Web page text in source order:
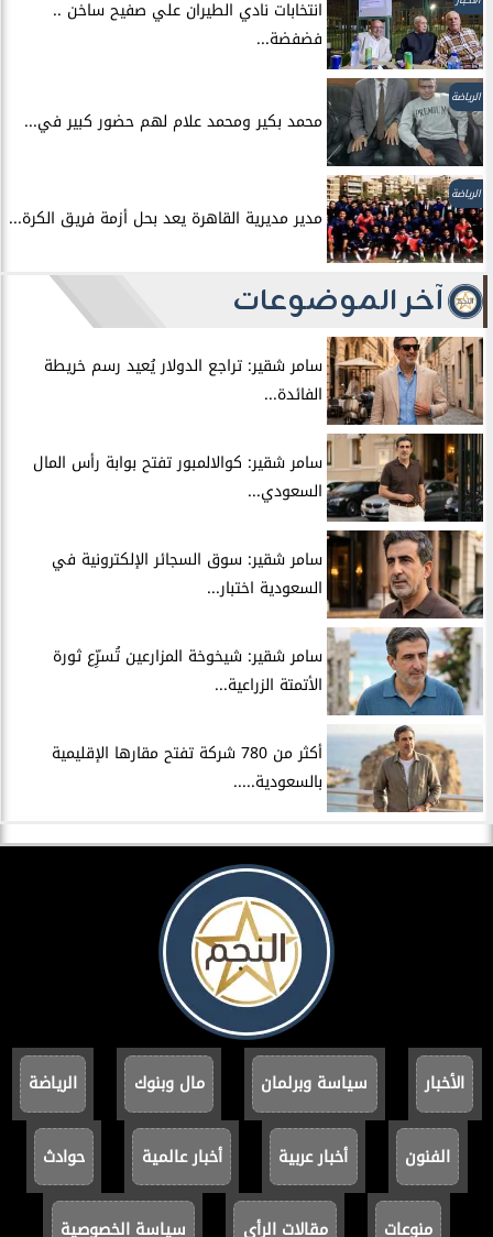
انتخابات نادي الطيران علي صفيح ساخن ..
فضفضة...
الرياضة
محمد بكير ومحمد علام لهم حضور كبير في...
الرياضة
مدير مديرية القاهرة يعد بحل أزمة فريق الكرة...
آخر الموضوعات
سامر شقير: تراجع الدولار يُعيد رسم خريطة
الفائدة...
سامر شقير: كوالالمبور تفتح بوابة رأس المال
السعودي...
سامر شقير: سوق السجائر الإلكترونية في
السعودية اختبار...
سامر شقير: شيخوخة المزارعين تُسرِّع ثورة
الأتمتة الزراعية...
أكثر من 780 شركة تفتح مقارها الإقليمية
بالسعودية.....
الأخبار سياسة وبرلمان مال وبنوك الرياضة
الفنون أخبار عربية أخبار عالمية حوادث
منوعات مقالات الرأي سياسة الخصوصية